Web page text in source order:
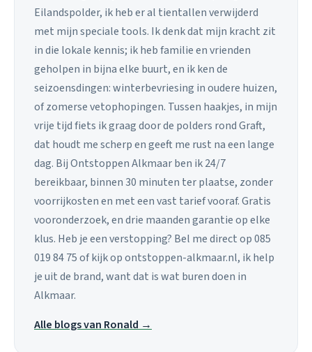
Eilandspolder, ik heb er al tientallen verwijderd
met mijn speciale tools. Ik denk dat mijn kracht zit
in die lokale kennis; ik heb familie en vrienden
geholpen in bijna elke buurt, en ik ken de
seizoensdingen: winterbevriesing in oudere huizen,
of zomerse vetophopingen. Tussen haakjes, in mijn
vrije tijd fiets ik graag door de polders rond Graft,
dat houdt me scherp en geeft me rust na een lange
dag. Bij Ontstoppen Alkmaar ben ik 24/7
bereikbaar, binnen 30 minuten ter plaatse, zonder
voorrijkosten en met een vast tarief vooraf. Gratis
vooronderzoek, en drie maanden garantie op elke
klus. Heb je een verstopping? Bel me direct op 085
019 84 75 of kijk op ontstoppen-alkmaar.nl, ik help
je uit de brand, want dat is wat buren doen in
Alkmaar.
Alle blogs van Ronald →